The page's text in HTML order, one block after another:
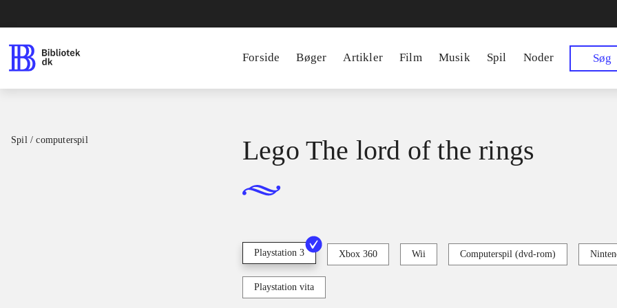
Forside Bøger Artikler Film Musik Spil Noder Søg
Spil / computerspil Lego The lord of the rings
Playstation 3 Xbox 360 Wii Computerspil (dvd-rom)
Playstation vita